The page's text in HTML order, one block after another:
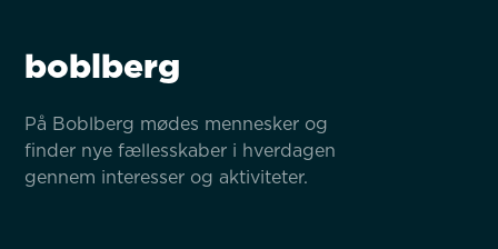
boblberg
På Boblberg mødes mennesker og
finder nye fællesskaber i hverdagen
gennem interesser og aktiviteter.